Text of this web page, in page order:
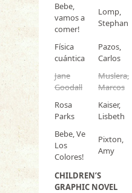
Bebe,
vamos a
comer!
Lomp,
Stephan
Física
cuántica
Pazos,
Carlos
Jane
Goodall
Muslera,
Marcos
Rosa
Parks
Kaiser,
Lisbeth
Bebe, Ve
Los
Colores!
Pixton,
Amy
CHILDREN’S
GRAPHIC NOVEL